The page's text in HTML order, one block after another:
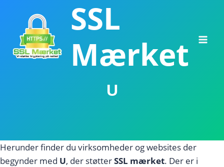
indhold
SSL
Mærket
U
Herunder finder du virksomheder og websites der
begynder med U, der støtterSSL mærket. Der er i